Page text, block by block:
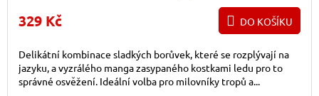
329 Kč DO KOŠÍKU
Delikátní kombinace sladkých borůvek, které se rozplývají na
jazyku, a vyzrálého manga zasypaného kostkami ledu pro to
správné osvěžení. Ideální volba pro milovníky tropů a...